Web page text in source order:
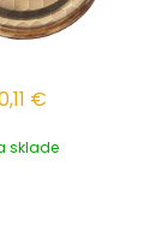
€
sklade